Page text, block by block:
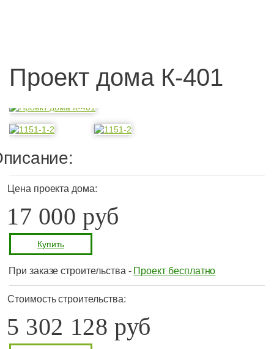
Проект дома К-401
Цена проекта дома:
17 000 руб
Купить
При заказе строительства - Проект бесплатно
Стоимость строительства:
5 302 128 руб